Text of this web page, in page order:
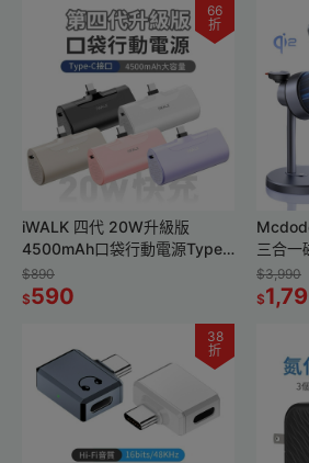
66
折
iWALK 四代 20W升級版
4500mAh口袋行動電源Type-
C頭
$890
$590
三合一
246
$3,990
$
38
折